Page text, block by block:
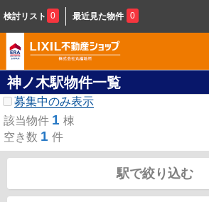
検討リスト 0 最近見た物件 0
神ノ木駅物件一覧
募集中のみ表示
該当物件 1 棟
空き数 1 件
駅で絞り込む